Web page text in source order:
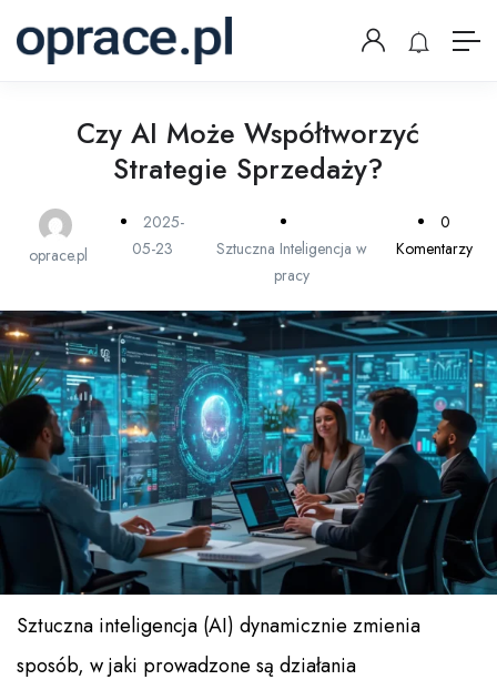
Czy AI Może Współtworzyć
Strategie Sprzedaży?
oprace.pl
2025-
05-23
Sztuczna Inteligencja w
pracy
0
Komentarzy
Sztuczna inteligencja (AI) dynamicznie zmienia
sposób, w jaki prowadzone są działania